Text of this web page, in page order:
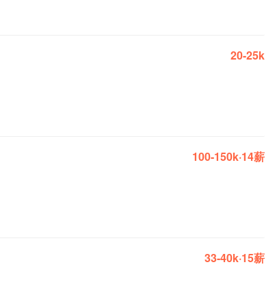
20-25k
100-150k·14薪
33-40k·15薪